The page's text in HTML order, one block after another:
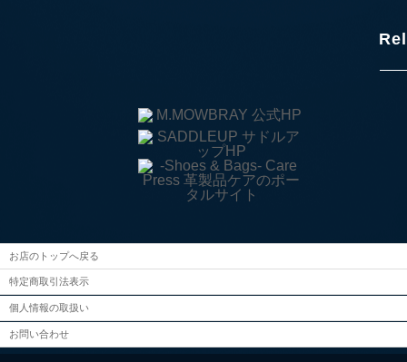
お店のトップへ戻る
特定商取引法表示
個人情報の取扱い
お問い合わせ